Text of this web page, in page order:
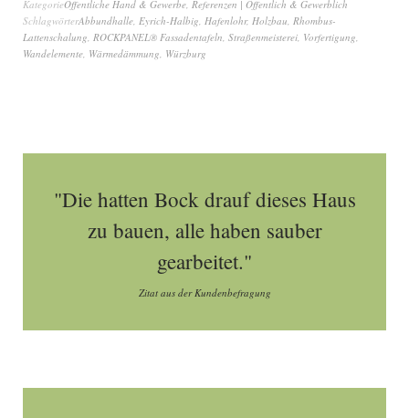
KategorieÖffentliche Hand & Gewerbe Referenzen | Öffentlich & Gewerblich
SchlagwörterAbbundhalle Eyrich-Halbig Hafenlohr, Holzbau Rhombus-
Lattenschalung ROCKPANEL® Fassadentafeln Straßenmeisterei Vorfertigung
Wandelemente Wärmedämmung Würzburg
"Die hatten Bock drauf dieses Haus
zu bauen, alle haben sauber
gearbeitet."
Zitat aus der Kundenbefragung